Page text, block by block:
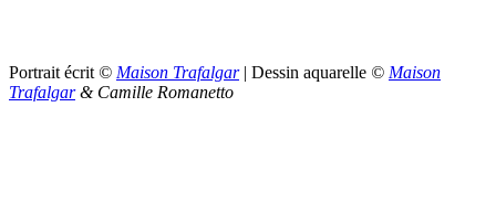
Portrait écrit © Maison Trafalgar| Dessin aquarelle © Maison
Trafalgar& Camille Romanetto